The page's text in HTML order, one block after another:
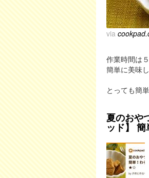
via
作業時間は
簡単に美味
とっても簡
夏のおや
ッド】